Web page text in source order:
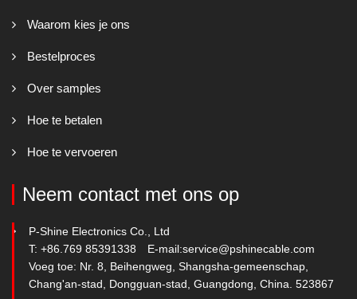
Waarom kies je ons
Bestelproces
Over samples
Hoe te betalen
Hoe te vervoeren
Neem contact met ons op
P-Shine Electronics Co., Ltd
T: +86.769 85391338
E-mail:service@pshinecable.com
Voeg toe: Nr. 8, Beihengweg, Shangsha-gemeenschap,
Chang'an-stad, Dongguan-stad, Guangdong, China. 523867